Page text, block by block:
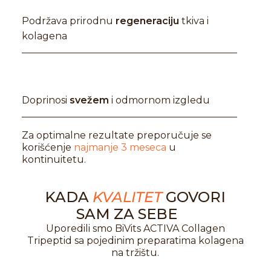
Podržava prirodnu regeneraciju tkiva i
kolagena
Doprinosi svežem i odmornom izgledu
Za optimalne rezultate preporučuje se
korišćenje najmanje 3 meseca u
kontinuitetu.
KADA KVALITETGOVORI
SAM ZA SEBE
Uporedili smo BiVits ACTIVA Collagen
Tripeptid sa pojedinim preparatima kolagena
na tržištu.